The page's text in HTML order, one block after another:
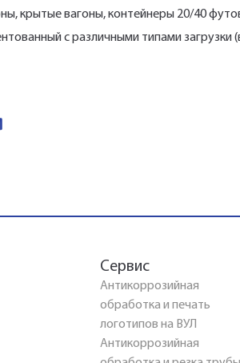
крытые вагоны, контейнеры 20/40
с различными типами загрузки
Сервис
Антикоррозийная
обработка и печать
логотипов на ВУЛ
Антикоррозийная